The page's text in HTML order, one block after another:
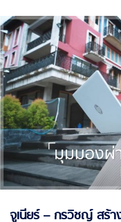
จูเนียร์ – กรวิชญ์ สร้า